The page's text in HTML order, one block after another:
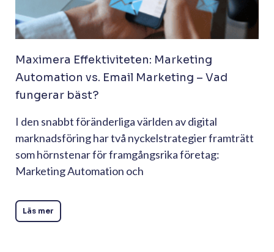
Maximera Effektiviteten: Marketing
Automation vs. Email Marketing – Vad
fungerar bäst?
I den snabbt föränderliga världen av digital
marknadsföring har två nyckelstrategier framträtt
som hörnstenar för framgångsrika företag:
Marketing Automation och
Läs mer